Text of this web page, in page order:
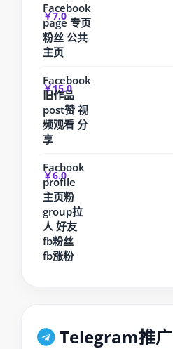
Facebook
page 专页
粉丝 公共
主页
￥7.0
Facebook
旧作品
post赞 视
频观看 分
享
￥15.0
Facbook
profile
主页粉
group拉
人 好友
fb粉丝
fb涨粉
￥6.0
Telegram推广